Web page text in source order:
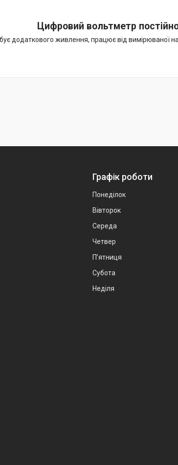
Цифровий вольтметр
додаткового живлення, працює від вимірюваної
Графік роботи
Понеділок
Вівторок
Середа
Четвер
Пʼятниця
Субота
Неділя